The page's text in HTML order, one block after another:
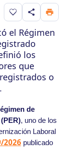
Guardar en
el Régimen
los
que
o
de
, uno de los
Laboral
2026publicado